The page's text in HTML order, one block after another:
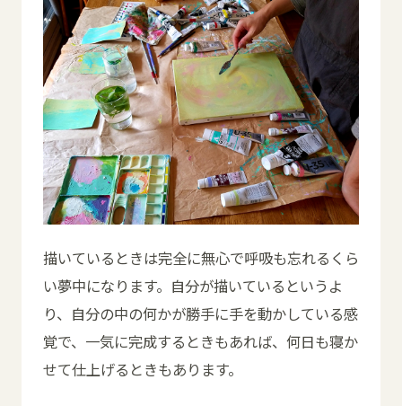
描いているときは完全に無心で呼吸も忘れるくら
い夢中になります。自分が描いているというよ
り、自分の中の何かが勝手に手を動かしている感
覚で、一気に完成するときもあれば、何日も寝か
せて仕上げるときもあります。